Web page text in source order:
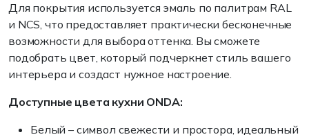
Для покрытия используется эмаль по палитрам RAL
и NCS, что предоставляет практически бесконечные
возможности для выбора оттенка. Вы сможете
подобрать цвет, который подчеркнет стиль вашего
интерьера и создаст нужное настроение.
Доступные цвета кухни ONDA:
Белый – символ свежести и простора, идеальный